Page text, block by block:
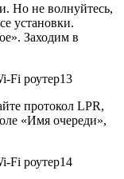
Но не волнуйтесь,
установки.
Заходим в
протокол LPR,
«Имя очереди»,